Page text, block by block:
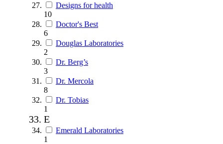
Designs for health
10
Doctor's Best
6
Douglas Laboratories
2
Dr. Berg’s
3
Dr. Mercola
8
Dr. Tobias
1
E
Emerald Laboratories
1